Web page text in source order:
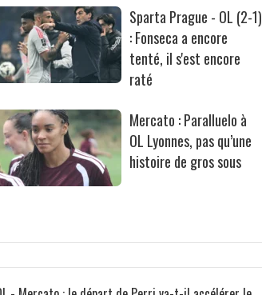
Sparta Prague - OL (2-1)
: Fonseca a encore
tenté, il s'est encore
raté
Mercato : Paralluelo à
OL Lyonnes, pas qu’une
histoire de gros sous